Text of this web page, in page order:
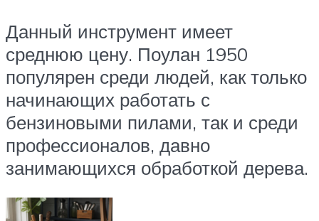
Данный инструмент имеет
среднюю цену. Поулан 1950
популярен среди людей, как только
начинающих работать с
бензиновыми пилами, так и среди
профессионалов, давно
занимающихся обработкой дерева.